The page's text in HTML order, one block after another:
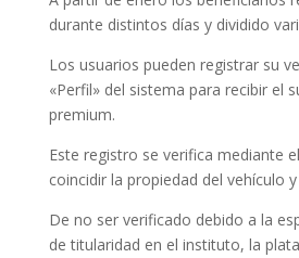
durante distintos días y dividido
Los usuarios pueden registrar su
«Perfil» del sistema para recibir el
premium.
Este registro se verifica mediante
coincidir la propiedad del vehículo
De no ser verificado debido a la
de titularidad en el instituto, la